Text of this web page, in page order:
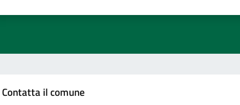
Contatta il comune